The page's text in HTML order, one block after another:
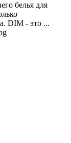
белья для
DIM - это ...